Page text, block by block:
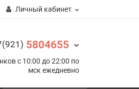
Личный кабинет
5804655
с 10:00 до 22:00 по
мск ежедневно